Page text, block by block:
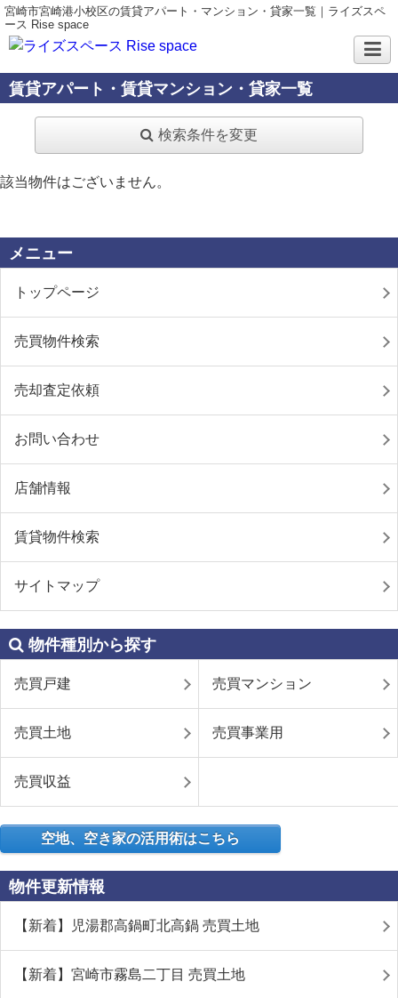
宮崎市宮崎港小校区の賃貸アパート・マンション・貸家一覧｜ライズスペ
ース Rise space
賃貸アパート・賃貸マンション・貸家一覧
検索条件を変更
該当物件はございません。
メニュー
トップページ
売買物件検索
売却査定依頼
お問い合わせ
店舗情報
賃貸物件検索
サイトマップ
物件種別から探す
売買戸建 売買マンション
売買土地 売買事業用
売買収益
空地、空き家の活用術はこちら
物件更新情報
【新着】児湯郡高鍋町北高鍋 売買土地
【新着】宮崎市霧島二丁目 売買土地